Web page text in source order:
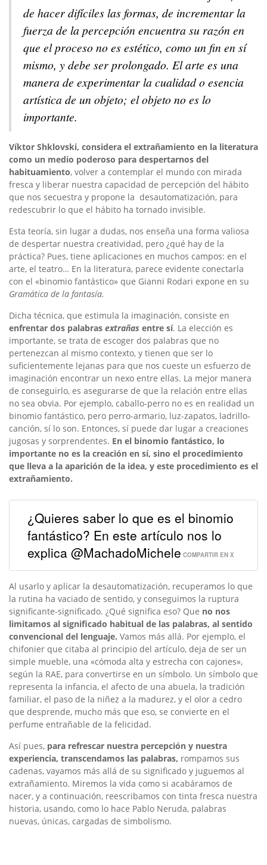
de hacer difíciles las formas, de incrementar la
fuerza de la percepción encuentra su razón en
que el proceso no es estético, como un fin en sí
mismo, y debe ser prolongado. El arte es una
manera de experimentar la cualidad o esencia
artística de un objeto; el objeto no es lo
importante.
Víktor Shklovski, considera el extrañamiento en la literatura
como un medio poderoso para despertarnos del
habituamiento, volver a contemplar el mundo con mirada
fresca y liberar nuestra capacidad de percepción del hábito
que nos secuestra y propone la desautomatización, para
redescubrir lo que el hábito ha tornado invisible.
Esta teoría, sin lugar a dudas, nos enseña una forma valiosa
de despertar nuestra creatividad, pero ¿qué hay de la
práctica? Pues, tiene aplicaciones en muchos campos: en el
arte, el teatro… En la literatura, parece evidente conectarla
con el «binomio fantástico» que Gianni Rodari expone en su
Gramática de la fantasía.
Dicha técnica, que estimula la imaginación, consiste en
enfrentar dos palabras extrañas entre sí. La elección es
importante, se trata de escoger dos palabras que no
pertenezcan al mismo contexto, y tienen que ser lo
suficientemente lejanas para que nos cueste un esfuerzo de
imaginación encontrar un nexo entre ellas. La mejor manera
de conseguirlo, es asegurarse de que la relación entre ellas
no sea obvia. Por ejemplo, caballo-perro no es en realidad un
binomio fantástico, pero perro-armario, luz-zapatos, ladrillo-
canción, sí lo son. Entonces, sí puede dar lugar a creaciones
jugosas y sorprendentes. En el binomio fantástico, lo
importante no es la creación en sí, sino el procedimiento
que lleva a la aparición de la idea, y este procedimiento es el
extrañamiento.
¿Quieres saber lo que es el binomio
fantástico? En este artículo nos lo
explica @MachadoMichele COMPARTIR EN X
Al usarlo y aplicar la desautomatización, recuperamos lo que
la rutina ha vaciado de sentido, y conseguimos la ruptura
significante-significado. ¿Qué significa eso? Que no nos
limitamos al significado habitual de las palabras, al sentido
convencional del lenguaje. Vamos más allá. Por ejemplo, el
chifonier que citaba al principio del artículo, deja de ser un
simple mueble, una «cómoda alta y estrecha con cajones»,
según la RAE, para convertirse en un símbolo. Un símbolo que
representa la infancia, el afecto de una abuela, la tradición
familiar, el paso de la niñez a la madurez, y el olor a cedro
que desprende, mucho más que eso, se convierte en el
perfume entrañable de la felicidad.
Así pues, para refrescar nuestra percepción y nuestra
experiencia, transcendamos las palabras, rompamos sus
cadenas, vayamos más allá de su significado y juguemos al
extrañamiento. Miremos la vida como si acabáramos de
nacer, y a continuación, reescribamos con tinta fresca nuestra
historia, usando, como lo hace Pablo Neruda, palabras
nuevas, únicas, cargadas de simbolismo.